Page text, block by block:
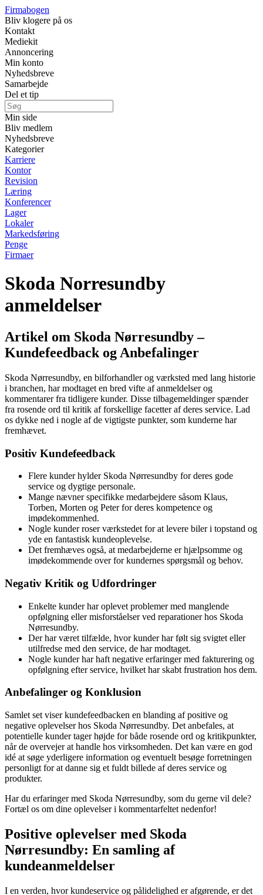
Firmabogen
Bliv klogere på os
Kontakt
Mediekit
Annoncering
Min konto
Nyhedsbreve
Samarbejde
Del et tip
Min side
Bliv medlem
Nyhedsbreve
Kategorier
Karriere
Kontor
Revision
Læring
Konferencer
Lager
Lokaler
Markedsføring
Penge
Firmaer
Skoda Norresundby
anmeldelser
Artikel om Skoda Nørresundby –
Kundefeedback og Anbefalinger
Skoda Nørresundby, en bilforhandler og værksted med lang historie
i branchen, har modtaget en bred vifte af anmeldelser og
kommentarer fra tidligere kunder. Disse tilbagemeldinger spænder
fra rosende ord til kritik af forskellige facetter af deres service. Lad
os dykke ned i nogle af de vigtigste punkter, som kunderne har
fremhævet.
Positiv Kundefeedback
Flere kunder hylder Skoda Nørresundby for deres gode
service og dygtige personale.
Mange nævner specifikke medarbejdere såsom Klaus,
Torben, Morten og Peter for deres kompetence og
imødekommenhed.
Nogle kunder roser værkstedet for at levere biler i topstand og
yde en fantastisk kundeoplevelse.
Det fremhæves også, at medarbejderne er hjælpsomme og
imødekommende over for kundernes spørgsmål og behov.
Negativ Kritik og Udfordringer
Enkelte kunder har oplevet problemer med manglende
opfølgning eller misforståelser ved reparationer hos Skoda
Nørresundby.
Der har været tilfælde, hvor kunder har følt sig svigtet eller
utilfredse med den service, de har modtaget.
Nogle kunder har haft negative erfaringer med fakturering og
opfølgning efter service, hvilket har skabt frustration hos dem.
Anbefalinger og Konklusion
Samlet set viser kundefeedbacken en blanding af positive og
negative oplevelser hos Skoda Nørresundby. Det anbefales, at
potentielle kunder tager højde for både rosende ord og kritikpunkter,
når de overvejer at handle hos virksomheden. Det kan være en god
idé at søge yderligere information og eventuelt besøge forretningen
personligt for at danne sig et fuldt billede af deres service og
produkter.
Har du erfaringer med Skoda Nørresundby, som du gerne vil dele?
Fortæl os om dine oplevelser i kommentarfeltet nedenfor!
Positive oplevelser med Skoda
Nørresundby: En samling af
kundeanmeldelser
I en verden, hvor kundeservice og pålidelighed er afgørende, er det